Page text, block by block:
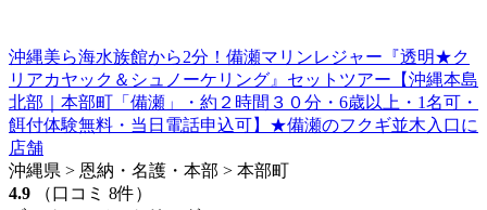
沖縄美ら海水族館から2分！備瀬マリンレジャー『透明★ク
リアカヤック＆シュノーケリング』セットツアー【沖縄本島
北部｜本部町「備瀬」・約２時間３０分・6歳以上・1名可・
餌付体験無料・当日電話申込可】★備瀬のフクギ並木入口に
店舗
沖縄県 > 恩納・名護・本部 > 本部町
4.9
（口コミ 8件）